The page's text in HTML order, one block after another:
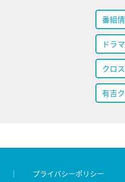
番組
ドラマ
クロ
有吉
プライバシーポリシー